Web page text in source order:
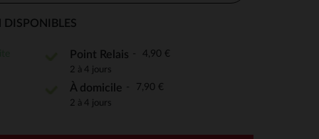
de confidentialité, en garantissant la conformité avec
Point Relais 4,90 €
2 à 4 jours
À domicile 7,90 €
2 à 4 jours